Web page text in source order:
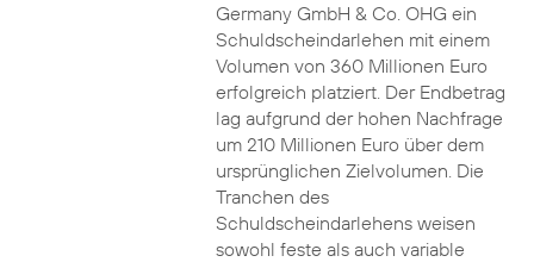
Germany GmbH & Co. OHG ein
Schuldscheindarlehen mit einem
Volumen von 360 Millionen Euro
erfolgreich platziert. Der Endbetrag
lag aufgrund der hohen Nachfrage
um 210 Millionen Euro über dem
ursprünglichen Zielvolumen. Die
Tranchen des
Schuldscheindarlehens weisen
sowohl feste als auch variable